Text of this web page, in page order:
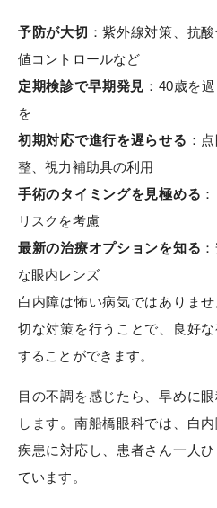
予防が大切 ：紫外線対策、抗
値コントロールなど
定期検診で早期発見 ：40歳を
を
初期対応で進行を遅らせる ：
整、視力補助具の利用
手術のタイミングを見極める
リスクを考慮
最新の治療オプションを知る
な眼内レンズ
白内障は怖い病気ではありま
切な対策を行うことで、良好
することができます。
目の不調を感じたら、早めに
します。南船橋眼科では、白
疾患に対応し、患者さん一人
ています。